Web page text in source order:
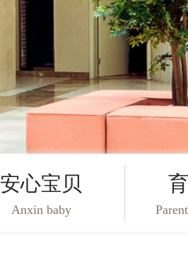
安心宝贝
Anxin baby